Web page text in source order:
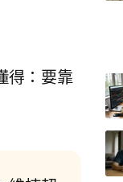
得：要靠